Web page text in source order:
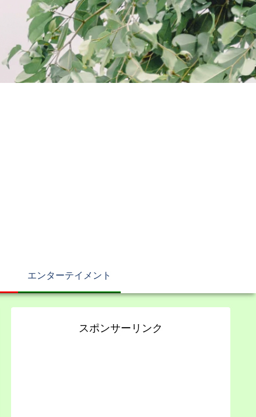
エンターテイメント
スポンサーリンク